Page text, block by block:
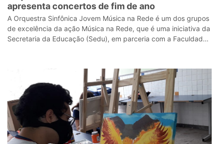
apresenta concertos de fim de ano
A Orquestra Sinfônica Jovem Música na Rede é um dos grupos
de excelência da ação Música na Rede, que é uma iniciativa da
Secretaria da Educação (Sedu), em parceria com a Faculdade